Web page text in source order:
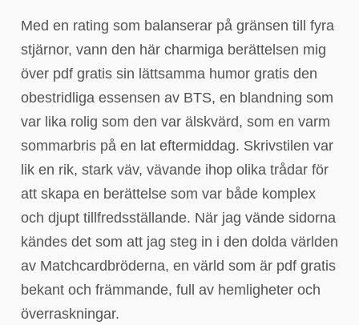
Med en rating som balanserar på gränsen till fyra
stjärnor, vann den här charmiga berättelsen mig
över pdf gratis sin lättsamma humor gratis den
obestridliga essensen av BTS, en blandning som
var lika rolig som den var älskvärd, som en varm
sommarbris på en lat eftermiddag. Skrivstilen var
lik en rik, stark väv, vävande ihop olika trådar för
att skapa en berättelse som var både komplex
och djupt tillfredsställande. När jag vände sidorna
kändes det som att jag steg in i den dolda världen
av Matchcardbröderna, en värld som är pdf gratis
bekant och främmande, full av hemligheter och
överraskningar.